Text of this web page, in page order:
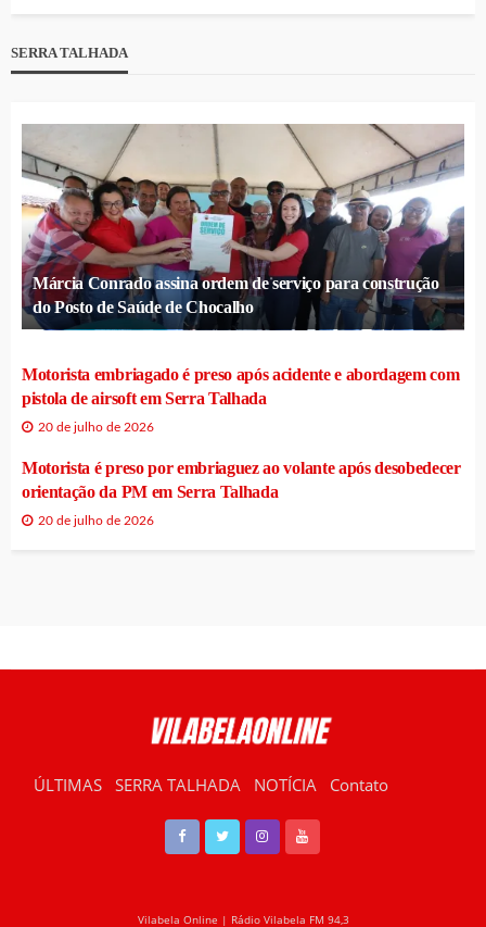
SERRA TALHADA
Márcia Conrado assina ordem de serviço para construção
do Posto de Saúde de Chocalho
Motorista embriagado é preso após acidente e abordagem com
pistola de airsoft em Serra Talhada
20 de julho de 2026
Motorista é preso por embriaguez ao volante após desobedecer
orientação da PM em Serra Talhada
20 de julho de 2026
ÚLTIMAS SERRA TALHADA NOTÍCIA Contato
Vilabela Online | Rádio Vilabela FM 94,3